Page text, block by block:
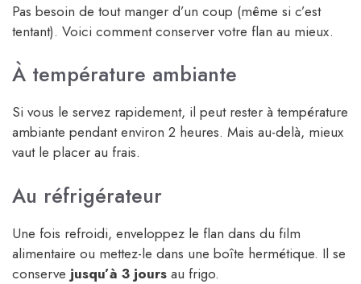
Pas besoin de tout manger d’un coup (même si c’est
tentant). Voici comment conserver votre flan au mieux.
À température ambiante
Si vous le servez rapidement, il peut rester à température
ambiante pendant environ 2 heures. Mais au-delà, mieux
vaut le placer au frais.
Au réfrigérateur
Une fois refroidi, enveloppez le flan dans du film
alimentaire ou mettez-le dans une boîte hermétique. Il se
conserve jusqu’à 3 jours au frigo.